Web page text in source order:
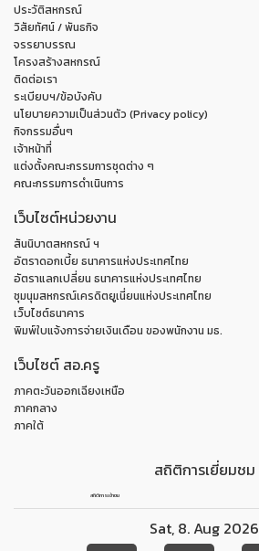
ประวัติสหกรณ์
วิสัยทัศน์ / พันธกิจ
จรรยาบรรณ
โครงสร้างสหกรณ์
ติดต่อเรา
ระเบียบฯ/ข้อบังคับ
นโยบายความเป็นส่วนตัว (Privacy policy)
กิจกรรมอื่นๆ
เจ้าหน้าที่
แต่งตั้งคณะกรรมการชุดต่าง ๆ
คณะกรรมการดำเนินการ
เว็บไซต์หน่วยงาน
สันนิบาตสหกรณ์ ฯ
อัตราดอกเบี้ย ธนาคารแห่งประเทศไทย
อัตราแลกเปลี่ยน ธนาคารแห่งประเทศไทย
ชุมนุมสหกรณ์เครดิตยูเนี่ยนแห่งประเทศไทย
เว็บไซต์ธนาคาร
พิมพ์ใบแจ้งการจ่ายเงินเดือน ของพนักงาน มธ.
เว็บไซต์ สอ.ครู
ภาคตะวันออกเฉียงเหนือ
ภาคกลาง
ภาคใต้
สถิติการเยี่ยมชม
สถิติการเข้าชม
Sat, 8. Aug 2026